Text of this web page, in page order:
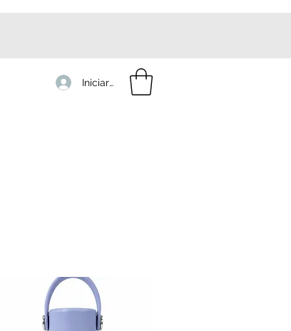
Iniciar sesión